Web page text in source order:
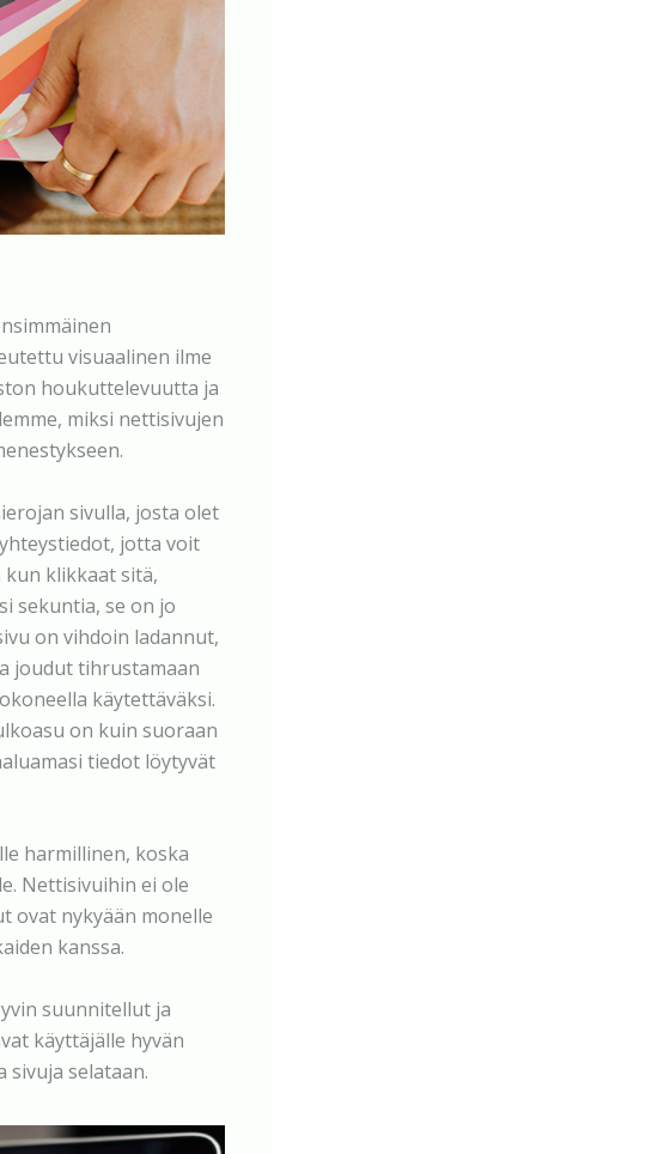
visuaalinen ilme
houkuttelevuutta ja
miksi nettisivujen
sivulla, josta olet
jotta voit
klikkaat sitä,
sekuntia, se on jo
on vihdoin ladannut,
joudut tihrustamaan
käytettäväksi.
on kuin suoraan
tiedot löytyvät
harmillinen, koska
Nettisivuihin ei ole
ovat nykyään monelle
kanssa.
suunnitellut ja
käyttäjälle hyvän
selataan.